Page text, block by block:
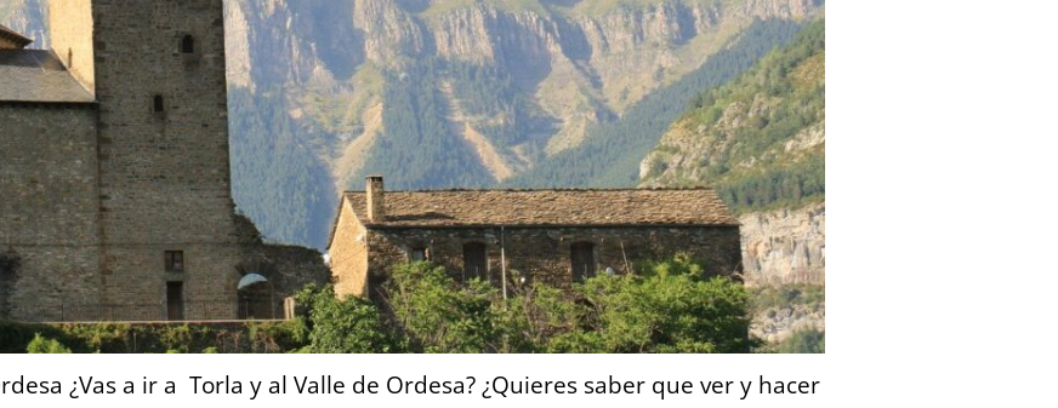
¿Vas a ir a Torla y al Valle de Ordesa? ¿Quieres saber que ver y hacer